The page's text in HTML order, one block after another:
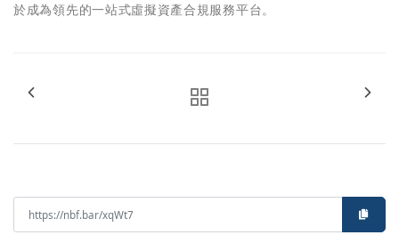
於成為領先的一站式虛擬資產合規服務平台。